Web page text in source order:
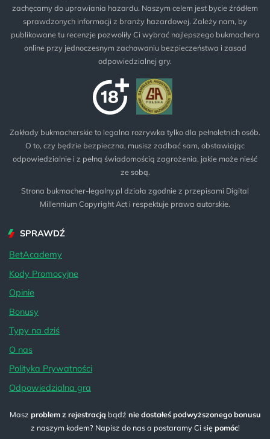
zachęcamy do uprawiania hazardu. Naszym celem jest bycie źródłem
sprawdzonych informacji z branży hazardowej. Zależy nam, by
publikowane tu recenzje pozwoliły Ci wybrać najlepszego bukmachera
online przy jednoczesnym zachowaniu bezpieczeństwa i zasad
odpowiedzialnej gry.
Zakłady bukmacherskie to legalna rozrywka tylko dla pełnoletnich osób.
O to, czy będzie bezpieczna, musisz zadbać sam, obstawiając
odpowiedzialnie i z pełną świadomością zagrożenia, jakie może nieść
ze sobą.
Strona bukmacher-legalny.pl działa zgodnie z przepisami Digital
Millennium Copyright Act i respektuje prawa autorskie.
SPRAWDŹ
BetAcademy
Kody Promocyjne
Opinie
Bonusy
Typy na dziś
O nas
Polityka Prywatności
Odpowiedzialna gra
Masz problem z rejestracją bądź nie dostałeś podwyższonego bonusu
z naszym kodem? Napisz do nas a postaramy Ci siępomóc!